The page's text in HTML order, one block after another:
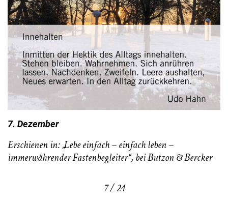
7. Dezember
Erschienen in: „Lebe einfach – einfach leben –
immerwährender Fastenbegleiter“, bei Butzon & Bercker
7 / 24